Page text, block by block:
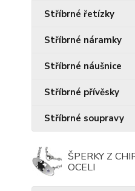
Stříbrné řetízky
Stříbrné náramky
Stříbrné náušnice
Stříbrné přívěsky
Stříbrné soupravy
ŠPERKY Z
OCELI